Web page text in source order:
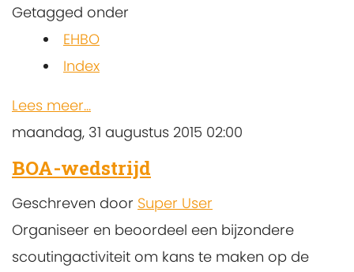
Getagged onder
EHBO
Index
Lees meer...
maandag, 31 augustus 2015 02:00
BOA-wedstrijd
Geschreven door Super User
Organiseer en beoordeel een bijzondere
scoutingactiviteit om kans te maken op de